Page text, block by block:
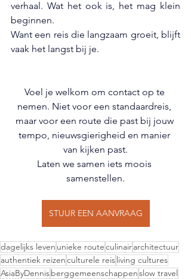
verhaal. Wat het ook is, het mag klein
beginnen.
Want een reis die langzaam groeit, blijft
vaak het langst bij je.
Voel je welkom om contact op te
nemen. Niet voor een standaardreis,
maar voor een route die past bij jouw
tempo, nieuwsgierigheid en manier
van kijken past.
Laten we samen iets moois
samenstellen.
STUUR EEN AANVRAAG
dagelijks leven unieke routeculinairarchitectuur
authentiek reizenculturele reisliving cultures
AsiaByDennisberggemeenschappenslow travel